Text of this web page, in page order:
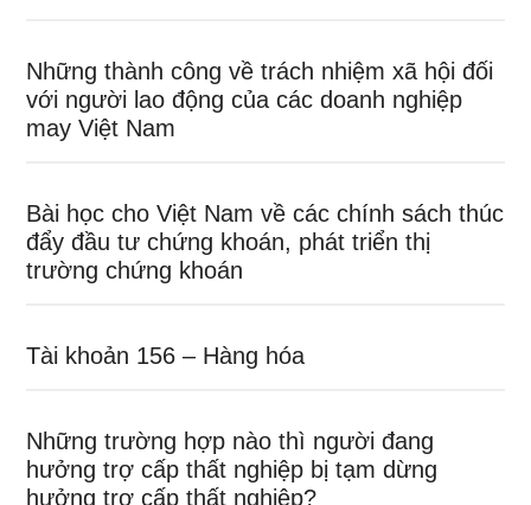
Những thành công về trách nhiệm xã hội đối
với người lao động của các doanh nghiệp
may Việt Nam
Bài học cho Việt Nam về các chính sách thúc
đẩy đầu tư chứng khoán, phát triển thị
trường chứng khoán
Tài khoản 156 – Hàng hóa
Những trường hợp nào thì người đang
hưởng trợ cấp thất nghiệp bị tạm dừng
hưởng trợ cấp thất nghiệp?